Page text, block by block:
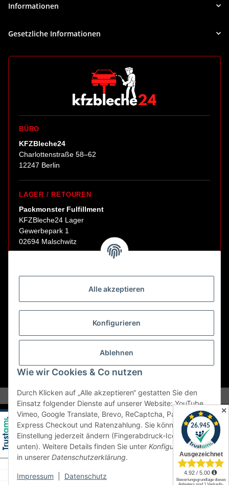
Alle akzeptieren
Konfigurieren
Ablehnen
Wie wir Cookies & Co nutzen
Durch Klicken auf „Alle akzeptieren“ gestatten Sie den
Einsatz folgender Dienste auf unserer Website: YouTube,
Vimeo, Google Translate, Brevo, ReCaptcha, PayPal
Express Checkout und Ratenzahlung. Sie können die
Einstellung jederzeit ändern (Fingerabdruck-Icon links
unten). Weitere Details finden Sie unter Konfigurierenund
in unserer Datenschutzerklärung.
Impressum Datenschutz
Informationen
Gesetzliche Informationen
BÜRO
KFZBleche24
Charlottenstraße 58–62
12247 Berlin
LAGER / RETOUREN
Packmonster Fulfillment
KFZBleche24 Lager
Gewerbepark 1
02694 Malschwitz
Abholungen nur nach Terminvereinbarung.
E-Mail:sales@kfzbleche24.de
Vertrag widerrufen
* Alle Preise inkl. gesetzlicher USt., zzgl.Versand
✕